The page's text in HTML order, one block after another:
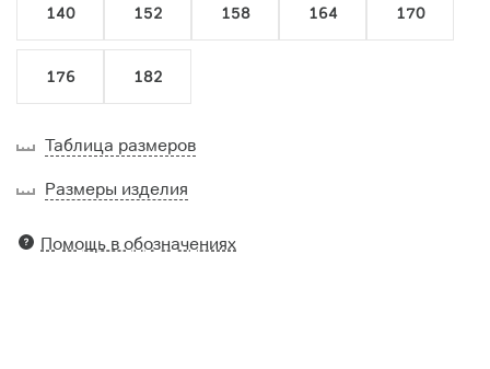
140 152 158 164 170
176 182
Таблица размеров
Размеры изделия
Помощь в обозначениях